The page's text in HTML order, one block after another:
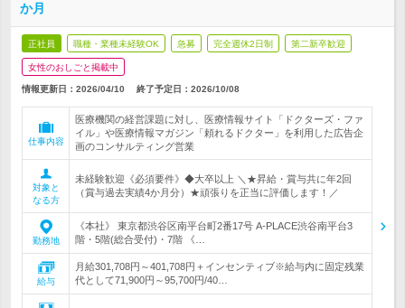
か月
正社員 職種・業種未経験OK 急募 完全週休2日制 第二新卒歓迎
女性のおしごと掲載中
情報更新日：2026/04/10 終了予定日： 2026/10/08
仕事内容
医療機関の経営課題に対し、医療情報サイト「ドクターズ・ファ
イル」や医療情報マガジン「頼れるドクター」を利用した広告企
画のコンサルティング営業
対象と
なる方
未経験歓迎《必須要件》◆大卒以上 ＼★昇給・賞与共に年2回
（賞与過去実績4か月分）★頑張りを正当に評価します！／
勤務地
《本社》 東京都渋谷区南平台町2番17号 A-PLACE渋谷南平台3
階・5階(総合受付)・7階 《…
給与
月給301,708円～401,708円＋インセンティブ※給与内に固定残業
代として71,900円～95,700円/40…